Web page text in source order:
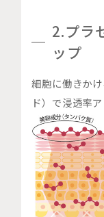
2.プラ
ップ
細胞に働きか
ド）で浸透率ア